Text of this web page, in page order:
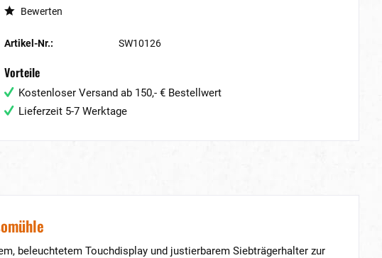
Bewerten
Artikel-Nr.: SW10126
Vorteile
Kostenloser Versand ab 150,- € Bestellwert
Lieferzeit 5-7 Werktage
beleuchtetem Touchdisplay und justierbarem Siebträgerhalter zur